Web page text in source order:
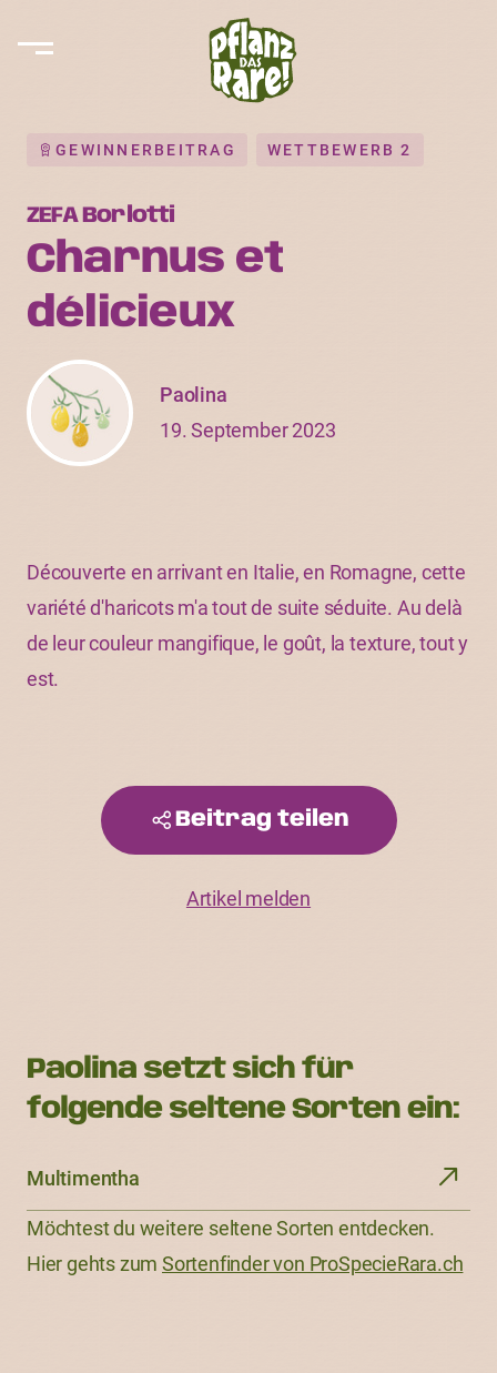
GEWINNERBEITRAG WETTBEWERB 2
ZEFA Borlotti
Charnus et
délicieux
Paolina
19. September 2023
Découverte en arrivant en Italie, en Romagne, cette
variété d'haricots m'a tout de suite séduite. Au delà
de leur couleur mangifique, le goût, la texture, tout y
est.
Beitrag teilen
Artikel melden
Paolina setzt sich für
folgende seltene Sorten ein:
Multimentha
Möchtest du weitere seltene Sorten entdecken.
Hier gehts zumSortenfinder von ProSpecieRara.ch